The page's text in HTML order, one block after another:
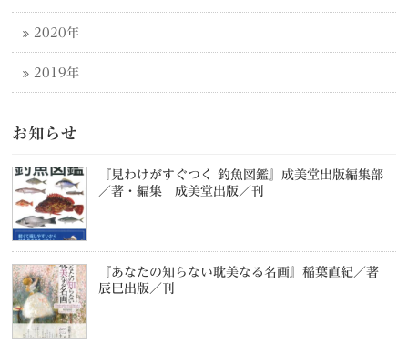
2020年
2019年
お知らせ
『見わけがすぐつく 釣魚図鑑』成美堂出版編集部
／著・編集 成美堂出版／刊
『あなたの知らない耽美なる名画』稲葉直紀／著
辰巳出版／刊